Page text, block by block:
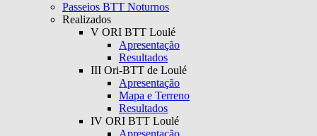
Passeios BTT Noturnos
Realizados
V ORI BTT Loulé
Apresentação
Resultados
III Ori-BTT de Loulé
Apresentação
Mapa e Terreno
Resultados
IV ORI BTT Loulé
Apresentação